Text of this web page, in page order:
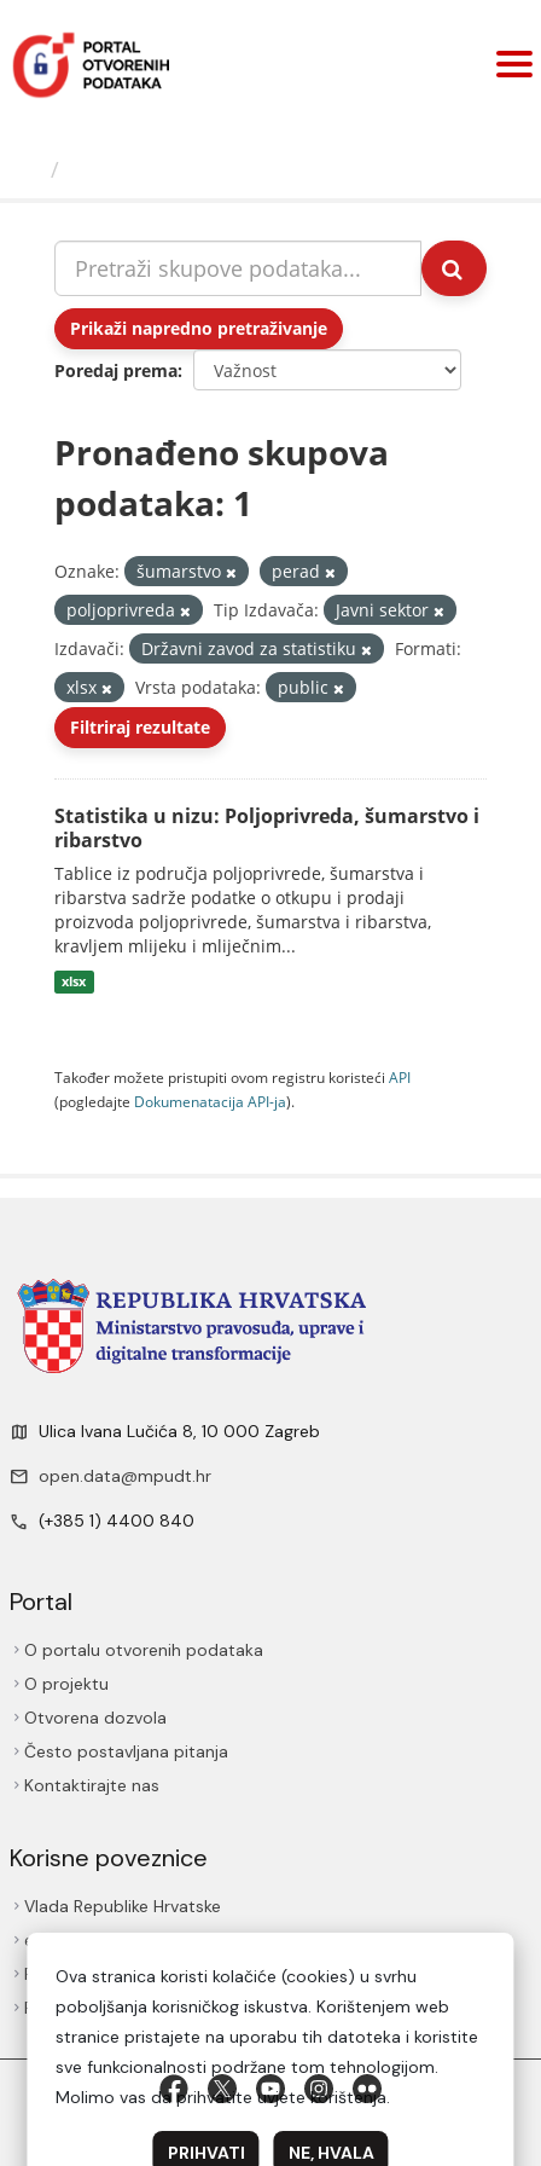
sadržaj
Prikaži napredno pretraživanje
Poredaj prema
Pronađeno skupova
podataka: 1
Oznake: šumarstvo
perad
poljoprivreda
Tip Izdavača:
Javni sektor
Izdavači:
Državni zavod za statistiku
Formati:
xlsx
Vrsta podataka:
public
Filtriraj rezultate
Statistika u nizu: Poljoprivreda, šumarstvo i
ribarstvo
Tablice iz područja poljoprivrede, šumarstva i
ribarstva sadrže podatke o otkupu i prodaji
proizvoda poljoprivrede, šumarstva i ribarstva,
kravljem mlijeku i mliječnim...
xlsx
Također možete pristupiti ovom registru koristeći API
(pogledajte Dokumenаtаcijа API-jа).